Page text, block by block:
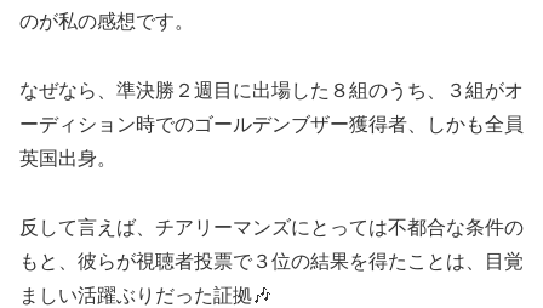
のが私の感想です。
なぜなら、準決勝２週目に出場した８組のうち、３組がオ
ーディション時でのゴールデンブザー獲得者、しかも全員
英国出身。
反して言えば、チアリーマンズにとっては不都合な条件の
もと、彼らが視聴者投票で３位の結果を得たことは、目覚
ましい活躍ぶりだった証拠🎶